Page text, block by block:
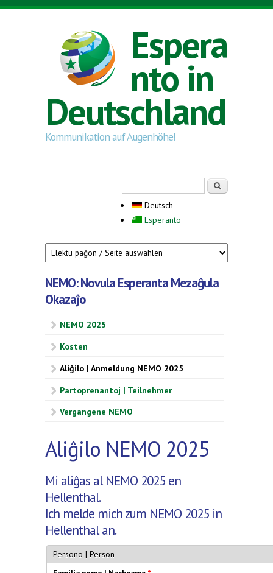
Direkt zum Inhalt
Espera
nto in
Deutschland
Kommunikation auf Augenhöhe!
Deutsch
Esperanto
NEMO: Novula Esperanta Mezaĝula
Okazaĵo
NEMO 2025
Kosten
Aliĝilo | Anmeldung NEMO 2025
Partoprenantoj | Teilnehmer
Vergangene NEMO
Aliĝilo NEMO 2025
Mi aliĝas al NEMO 2025 en
Hellenthal.
Ich melde mich zum NEMO 2025 in
Hellenthal an.
Persono | Person